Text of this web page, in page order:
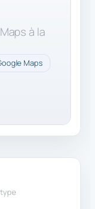
à la
Maps